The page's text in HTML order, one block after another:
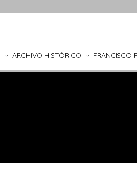
ARCHIVO HISTÓRICO FRANCISCO